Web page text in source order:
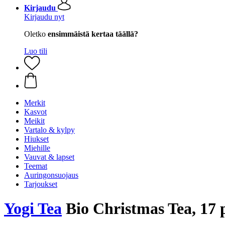
Kirjaudu
Kirjaudu nyt
Oletko ensimmäistä kertaa täällä?
Luo tili
Merkit
Kasvot
Meikit
Vartalo & kylpy
Hiukset
Miehille
Vauvat & lapset
Teemat
Auringonsuojaus
Tarjoukset
Yogi Tea Bio Christmas Tea, 17